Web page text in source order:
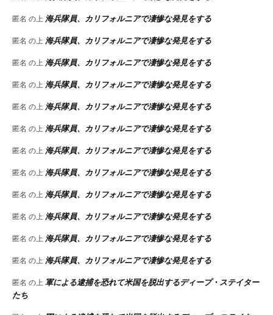
匿名 の上 海兵隊員、カリフォルニアで凄惨な発見をする
匿名 の上 海兵隊員、カリフォルニアで凄惨な発見をする
匿名 の上 海兵隊員、カリフォルニアで凄惨な発見をする
匿名 の上 海兵隊員、カリフォルニアで凄惨な発見をする
匿名 の上 海兵隊員、カリフォルニアで凄惨な発見をする
匿名 の上 海兵隊員、カリフォルニアで凄惨な発見をする
匿名 の上 海兵隊員、カリフォルニアで凄惨な発見をする
匿名 の上 海兵隊員、カリフォルニアで凄惨な発見をする
匿名 の上 海兵隊員、カリフォルニアで凄惨な発見をする
匿名 の上 海兵隊員、カリフォルニアで凄惨な発見をする
匿名 の上 海兵隊員、カリフォルニアで凄惨な発見をする
匿名 の上 海兵隊員、カリフォルニアで凄惨な発見をする
匿名 の上 軍による逮捕を恐れて米国を脱出するディープ・ステイター
たち